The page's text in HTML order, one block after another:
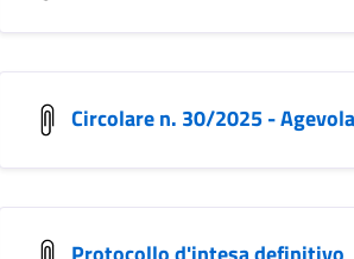
Circolare n. 30/2025 -